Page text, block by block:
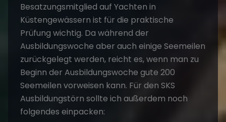
Besatzungsmitglied auf Yachten in
Küstengewässern ist für die praktische
Prüfung wichtig. Da während der
Ausbildungswoche aber auch einige Seemeilen
zurückgelegt werden, reicht es, wenn man zu
Beginn der Ausbildungswoche gute 200
Seemeilen vorweisen kann. Für den SKS
Ausbildungstörn sollte ich außerdem noch
folgendes einpacken: